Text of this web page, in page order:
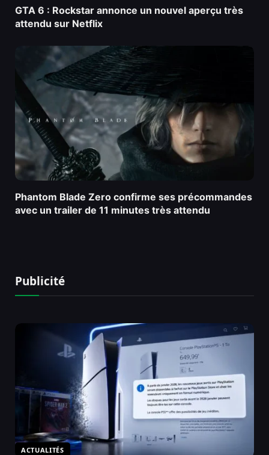
GTA 6 : Rockstar annonce un nouvel aperçu très
attendu sur Netflix
Phantom Blade Zero confirme ses précommandes
avec un trailer de 11 minutes très attendu
Publicité
ACTUALITÉS